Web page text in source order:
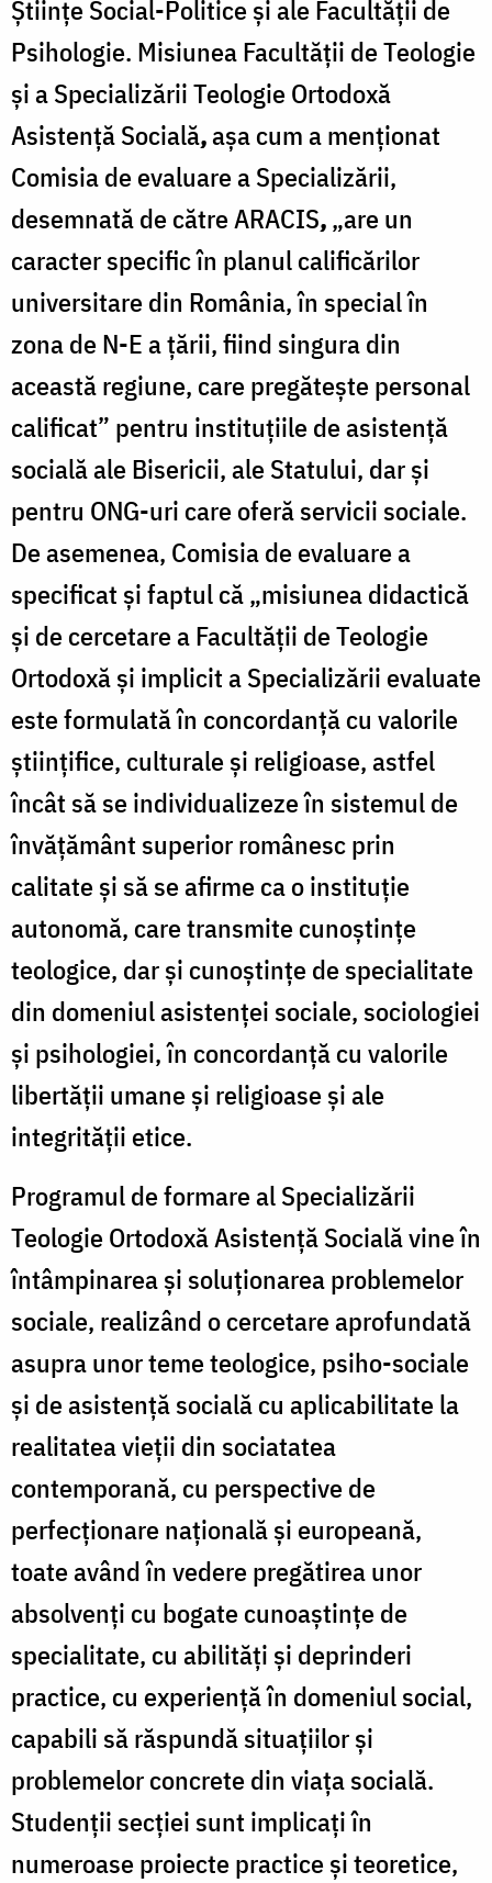
Științe Social-Politice și ale Facultății de
Psihologie. Misiunea Facultății de Teologie
și a Specializării Teologie Ortodoxă
Asistență Socială,așa cum a menționat
Comisia de evaluare a Specializării,
desemnată de către ARACIS,„are un
caracter specific în planul calificărilor
universitare din România, în special în
zona de N-E a țării, fiind singura din
această regiune, care pregătește personal
calificat” pentru instituțiile de asistență
socială ale Bisericii, ale Statului, dar și
pentru ONG-uri care oferă servicii sociale.
De asemenea, Comisia de evaluare a
specificat și faptul că „misiunea didactică
şi de cercetare a Facultății de Teologie
Ortodoxă și implicit a Specializării evaluate
este formulată în concordanţă cu valorile
ştiinţifice, culturale şi religioase, astfel
încât să se individualizeze în sistemul de
învăţământ superior românesc prin
calitate şi să se afirme ca o instituţie
autonomă, care transmite cunoştinţe
teologice, dar și cunoștințe de specialitate
din domeniul asistenței sociale, sociologiei
și psihologiei, în concordanţă cu valorile
libertăţii umane şi religioase şi ale
integrităţii etice.
Programul de formare al Specializării
Teologie Ortodoxă Asistență Socială vine în
întâmpinarea și soluționarea problemelor
sociale, realizând o cercetare aprofundată
asupra unor teme teologice, psiho-sociale
și de asistență socială cu aplicabilitate la
realitatea vieţii din sociatatea
contemporană, cu perspective de
perfecționare naţională şi europeană,
toate având în vedere pregătirea unor
absolvenţi cu bogate cunoaștințe de
specialitate, cu abilități și deprinderi
practice, cu experiență în domeniul social,
capabili să răspundă situațiilor și
problemelor concrete din viața socială.
Studenții secției sunt implicați în
numeroase proiecte practice și teoretice,